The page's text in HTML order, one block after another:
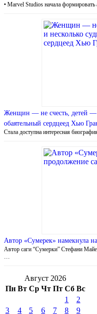
• Marvel Studios начала формировать
Женщин — не счесть, детей —
обаятельный сердцеед Хью
Стала доступна интересная
Автор «Сумерек» намекнула
Автор саги “Сумерки” Стефани
Август 2026
Пн Вт Ср Чт Пт Сб Вс
1
2
3
4 5 6 7 8 9